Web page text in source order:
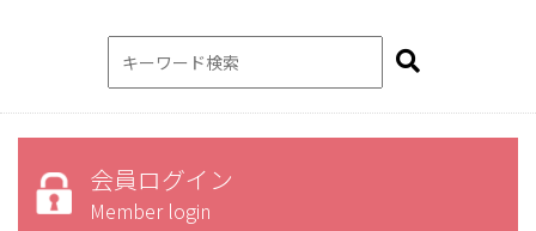
会員ログイン
Member login